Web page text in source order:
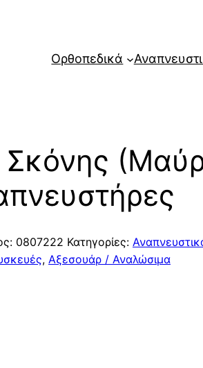
Ορθοπεδικά
Σκόνης
0807222 Κατηγορίες:
, Αξεσουάρ / Αναλώσιμα